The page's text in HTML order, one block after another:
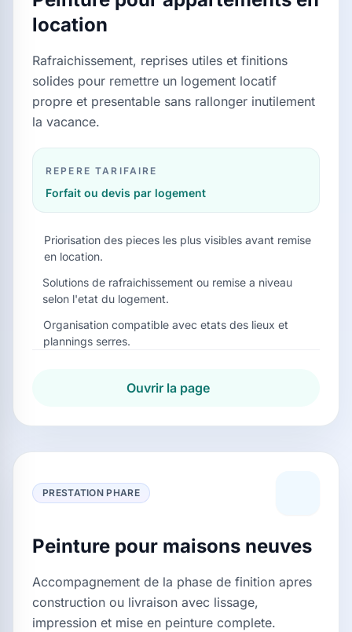
location
Rafraichissement, reprises utiles et finitions
solides pour remettre un logement locatif
propre et presentable sans rallonger inutilement
la vacance.
REPERE TARIFAIRE
Forfait ou devis par logement
Priorisation des pieces les plus visibles avant remise
en location.
Solutions de rafraichissement ou remise a niveau
selon l'etat du logement.
Organisation compatible avec etats des lieux et
plannings serres.
Ouvrir la page
PRESTATION PHARE
Peinture pour maisons neuves
Accompagnement de la phase de finition apres
construction ou livraison avec lissage,
impression et mise en peinture complete.